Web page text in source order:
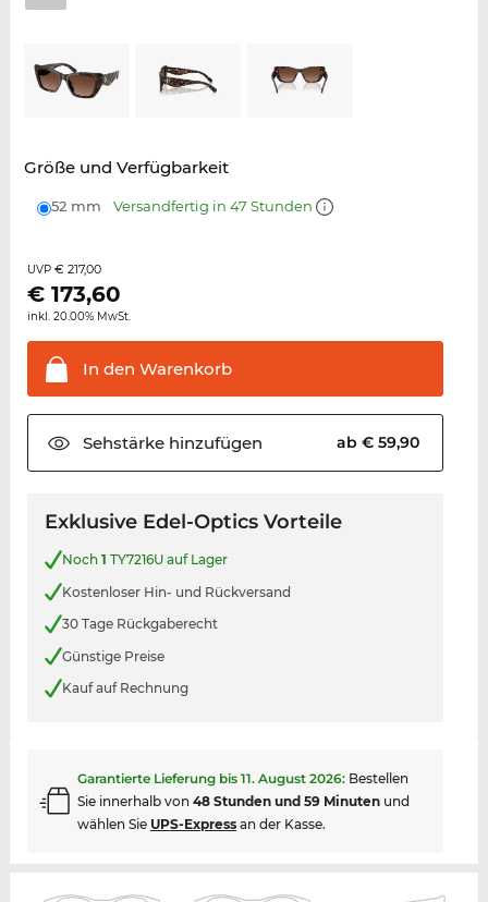
Größe und Verfügbarkeit
52 mm Versandfertig in 47 Stunden
UVP € 217,00
€ 173,60
inkl. 20.00% MwSt.
In den Warenkorb
Sehstärkehinzufügen ab € 59,90
Exklusive Edel-Optics Vorteile
Noch 1 TY7216U auf Lager
Kostenloser Hin- und Rückversand
30 Tage Rückgaberecht
Günstige Preise
Kauf auf Rechnung
Garantierte Lieferung bis 11. August 2026: Bestellen
Sie innerhalb von 48 Stunden und 59 Minutenund
wählen Sie UPS-Expressan der Kasse.